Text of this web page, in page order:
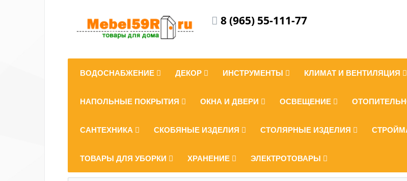
8 (965) 55-111-77
ВОДОСНАБЖЕНИЕ ДЕКОР ИНСТРУМЕНТЫ КЛИМАТ И ВЕНТИЛЯЦИЯ
НАПОЛЬНЫЕ ПОКРЫТИЯ ОКНА И ДВЕРИ ОСВЕЩЕНИЕ
САНТЕХНИКА СКОБЯНЫЕ ИЗДЕЛИЯ СТОЛЯРНЫЕ ИЗДЕЛИЯ
ТОВАРЫ ДЛЯ УБОРКИ ХРАНЕНИЕ ЭЛЕКТРОТОВАРЫ